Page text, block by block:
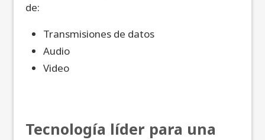
de:
Transmisiones de datos
Audio
Video
Tecnología líder para una